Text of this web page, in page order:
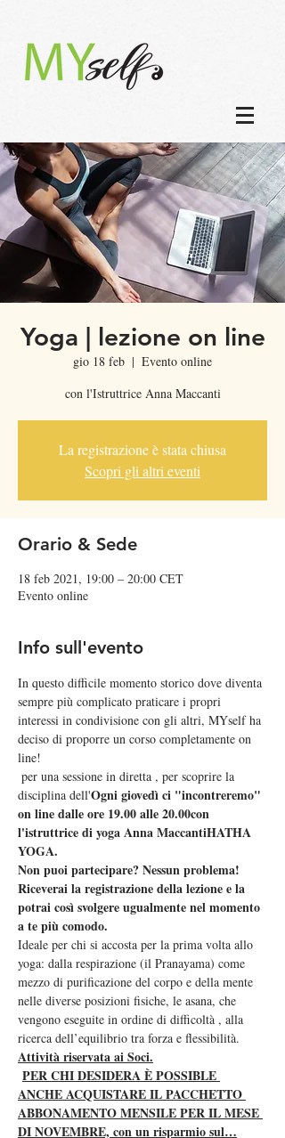
Yoga | lezione on line
gio 18 feb
  |
Evento online
con l'Istruttrice Anna Maccanti
La registrazione è stata chiusa
Scopri gli altri eventi
Orario & Sede
18 feb 2021, 19:00 – 20:00 CET
Evento online
Info sull'evento
In questo difficile momento storico dove diventa
sempre più complicato praticare i propri
interessi in condivisione con gli altri, MYself ha
deciso di proporre un corso completamente on
line!
per una sessione in diretta , per scoprire la
disciplina dell'Ogni giovedì ci "incontreremo"
on line dalle ore 19.00 alle 20.00con
l'istruttrice di yoga Anna MaccantiHATHA
YOGA.
Non puoi partecipare? Nessun problema!
Riceverai la registrazione della lezione e la
potrai così svolgere ugualmente nel momento
a te più comodo.
Ideale per chi si accosta per la prima volta allo
yoga: dalla respirazione (il Pranayama) come
mezzo di purificazione del corpo e della mente
nelle diverse posizioni fisiche, le asana, che
vengono eseguite in ordine di difficoltà , alla
ricerca dell’equilibrio tra forza e flessibilità.
Attività riservata ai Soci.
PER CHI DESIDERA È POSSIBLE
ANCHE ACQUISTARE IL PACCHETTO
ABBONAMENTO MENSILE PER IL MESE
DI NOVEMBRE, con un risparmio sul…